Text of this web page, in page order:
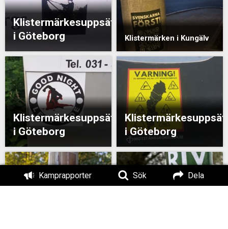
Kamprapporter Sök Dela
Klistermärkesuppsättning
i Göteborg
Klistermärken i Kungälv
Klistermärkesuppsättning
i Göteborg
i Göteborg